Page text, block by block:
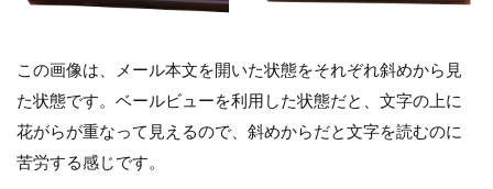
この画像は、メール本文を開いた状態をそれぞれ斜めから見
た状態です。ベールビューを利用した状態だと、文字の上に
花がらが重なって見えるので、斜めからだと文字を読むのに
苦労する感じです。